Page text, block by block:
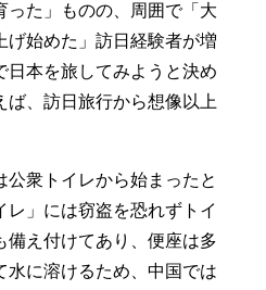
った」ものの、周囲で「大
げ始めた」訪日経験者が増
日本を旅してみようと決め
ば、訪日旅行から想像以上
衆トイレから始まったと
レ」には窃盗を恐れずトイ
備え付けてあり、便座は多
水に溶けるため、中国では